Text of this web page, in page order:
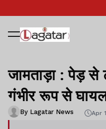
जामताड़ा : पेड़
गंभीर रूप से
By Lagatar News Apr